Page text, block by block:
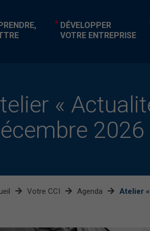
DÉVELOPPER
VOTRE ENTREPRISE
«
2026
Votre CCI Agenda Atelier